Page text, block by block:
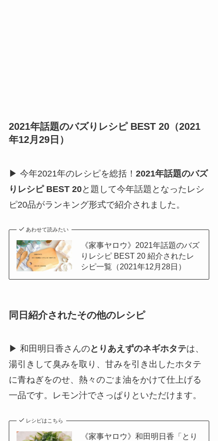
2021年話題のバズりレシピ BEST 20（2021
年12月29日）
▶ 今年2021年のレシピを総括！ 2021年話題のバズ
りレシピ BEST 20と題して今年話題となったレシ
ピ20品がランキング形式で紹介されました。
あわせて読みたい
《家事ヤロウ》2021年話題のバズ
りレシピ BEST 20 紹介されたレ
シピ一覧（2021年12月28日）
同日紹介されたその他のレシピ
▶ 和田明日香さんのとりあえずのネギホタテは、
湯引きして臭みを取り、甘みを引き出したホタテ
に青ねぎをのせ、熱々のごま油をかけて仕上げる
一品です。レモン汁でさっぱりといただけます。
レシピはこちら
《家事ヤロウ》和田明日香「とり